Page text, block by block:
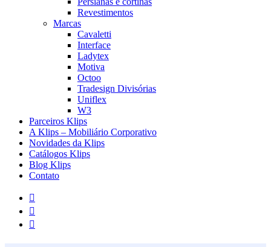
Revestimentos
Marcas
Cavaletti
Interface
Ladytex
Motiva
Octoo
Tradesign Divisórias
Uniflex
W3
Parceiros Klips
A Klips – Mobiliário Corporativo
Novidades da Klips
Catálogos Klips
Blog Klips
Contato
facebook
instagram
whatsapp